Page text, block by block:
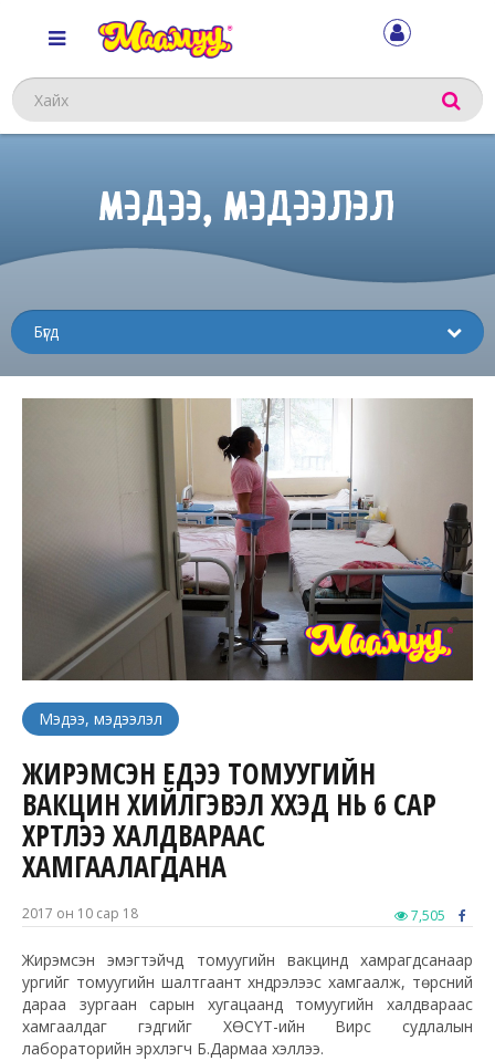
Хайх
МЭДЭЭ, МЭДЭЭЛЭЛ
Мэдээ, мэдээлэл
ЖИРЭМСЭН ҮЕДЭЭ ТОМУУГИЙН
ВАКЦИН ХИЙЛГЭВЭЛ ХҮҮХЭД НЬ 6 САР
ХҮРТЛЭЭ ХАЛДВАРААС
ХАМГААЛАГДАНА
2017 он 10 сар 18 7,505
Жирэмсэн эмэгтэйчүүд томуугийн вакцинд хамрагдсанаар
ургийг томуугийн шалтгаант хүндрэлээс хамгаалж, төрсний
дараа зургаан сарын хугацаанд томуугийн халдвараас
хамгаалдаг гэдгийг ХӨСҮТ-ийн Вирүс судлалын
лабораторийн эрхлэгч Б.Дармаа хэллээ.